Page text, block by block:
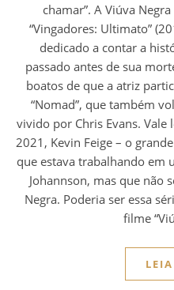
chamar”. A Viúva
“Vingadores: Ultimato”
dedicado a contar a
passado antes de sua
boatos de que a atriz
“Nomad”, que também
vivido por Chris Evans.
2021, Kevin Feige – o
que estava trabalhando em
Johannson, mas que não
Negra. Poderia ser essa
filme